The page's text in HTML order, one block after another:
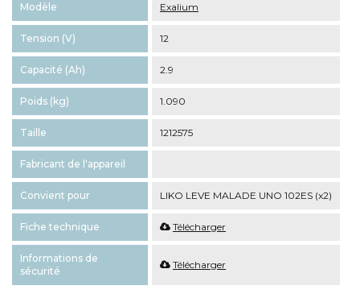
Modèle Exalium
Tension (V) 12
Capacité (Ah) 2.9
Poids (kg) 1.090
Taille 1212575
Fabricant de l'appareil
Convient pour LIKO LEVE MALADE UNO 102ES (x2)
Fiche technique Télécharger
Informations de
sécurité
Télécharger